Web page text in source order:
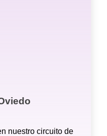
nuestro circuito de